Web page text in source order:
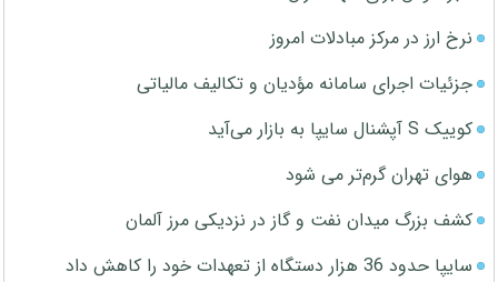
نرخ ارز در مرکز مبادلات امروز
جزئیات اجرای سامانه مؤدیان و تکالیف مالیاتی
کوییک S آپشنال سایپا به بازار می‌آید
هوای تهران گرم‌تر می شود
کشف بزرگ میدان نفت و گاز در نزدیکی مرز آلمان
سایپا حدود 36 هزار دستگاه از تعهدات خود را کاهش داد